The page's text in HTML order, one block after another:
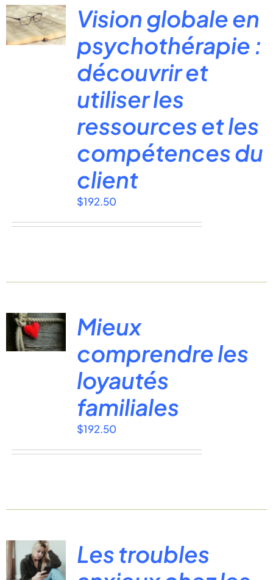
Vision globale en
psychothérapie :
découvrir et
utiliser les
ressources et les
compétences du
client
$192.50
Mieux
comprendre les
loyautés
familiales
$192.50
Les troubles